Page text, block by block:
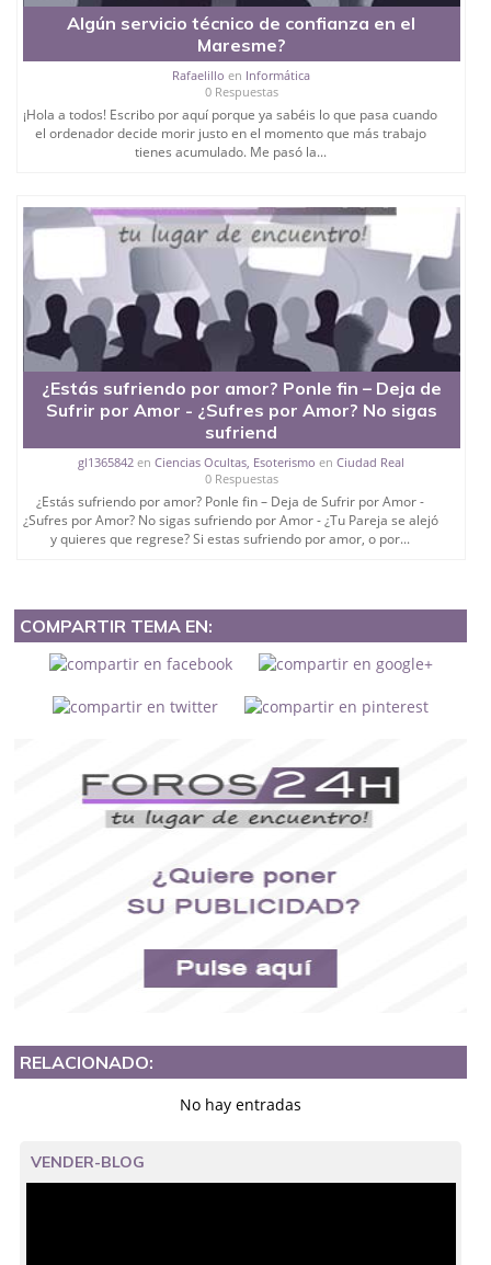
Algún servicio técnico de confianza en el
Maresme?
Rafaelillo en Informática
0 Respuestas
¡Hola a todos! Escribo por aquí porque ya sabéis lo que pasa cuando
el ordenador decide morir justo en el momento que más trabajo
tienes acumulado. Me pasó la...
¿Estás sufriendo por amor? Ponle fin – Deja de
Sufrir por Amor - ¿Sufres por Amor? No sigas
sufriend
gl1365842 enCiencias Ocultas, Esoterismo enCiudad Real
0 Respuestas
¿Estás sufriendo por amor? Ponle fin – Deja de Sufrir por Amor -
¿Sufres por Amor? No sigas sufriendo por Amor - ¿Tu Pareja se alejó
y quieres que regrese? Si estas sufriendo por amor, o por...
COMPARTIR TEMA EN:
RELACIONADO:
No hay entradas
VENDER-BLOG